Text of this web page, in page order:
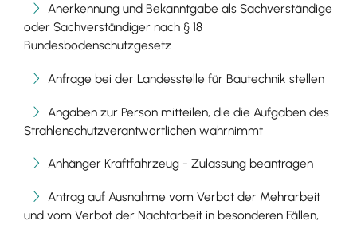
Anerkennung und Bekanntgabe als Sachverständige
oder Sachverständiger nach § 18
Bundesbodenschutzgesetz
Anfrage bei der Landesstelle für Bautechnik stellen
Angaben zur Person mitteilen, die die Aufgaben des
Strahlenschutzverantwortlichen wahrnimmt
Anhänger Kraftfahrzeug - Zulassung beantragen
Antrag auf Ausnahme vom Verbot der Mehrarbeit
und vom Verbot der Nachtarbeit in besonderen Fällen,